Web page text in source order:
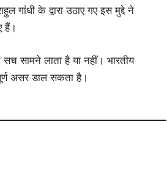
गांधी के द्वारा उठाए गए इस मुद्दे ने
हैं।
सामने लाता है या नहीं। भारतीय
असर डाल सकता है।